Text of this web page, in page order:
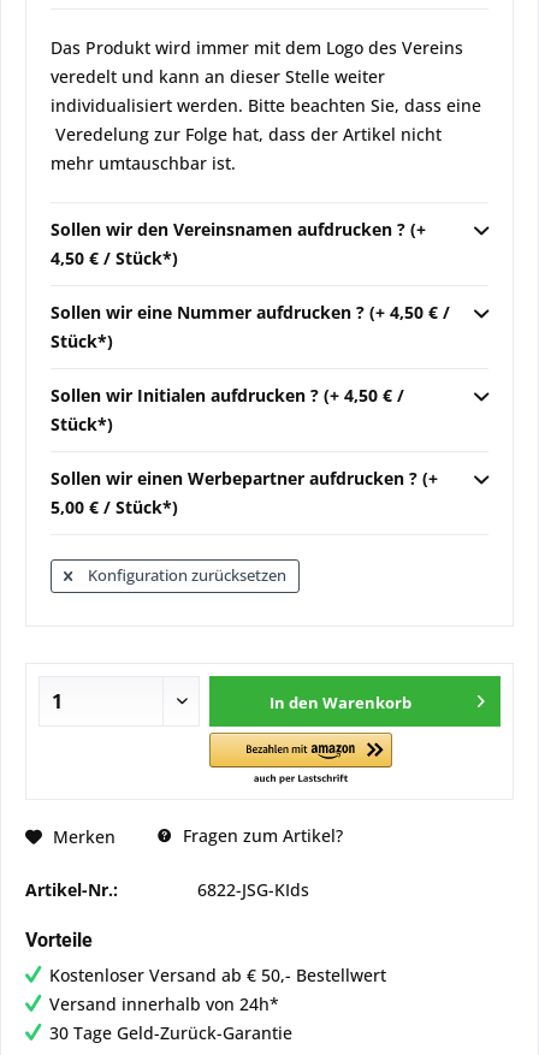
Das Produkt wird immer mit dem Logo des Vereins
veredelt und kann an dieser Stelle weiter
individualisiert werden. Bitte beachten Sie, dass eine
Veredelung zur Folge hat, dass der Artikel nicht
mehr umtauschbar ist.
Sollen wir den Vereinsnamen aufdrucken ? (+
4,50 € / Stück*)
Sollen wir eine Nummer aufdrucken ? (+ 4,50 € /
Stück*)
Sollen wir Initialen aufdrucken ? (+ 4,50 € /
Stück*)
Sollen wir einen Werbepartner aufdrucken ? (+
5,00 € / Stück*)
Konfiguration zurücksetzen
In den Warenkorb
Merken Fragen zum Artikel?
Artikel-Nr.: 6822-JSG-KIds
Vorteile
Kostenloser Versand ab € 50,- Bestellwert
Versand innerhalb von 24h*
30 Tage Geld-Zurück-Garantie